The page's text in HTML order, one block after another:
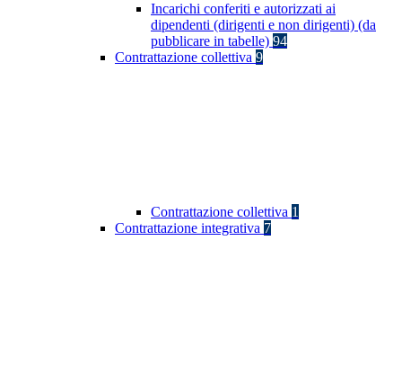
Incarichi conferiti e autorizzati ai
dipendenti (dirigenti e non dirigenti) (da
pubblicare in tabelle) 94
Contrattazione collettiva 9
Contrattazione collettiva 1
Contrattazione integrativa 7